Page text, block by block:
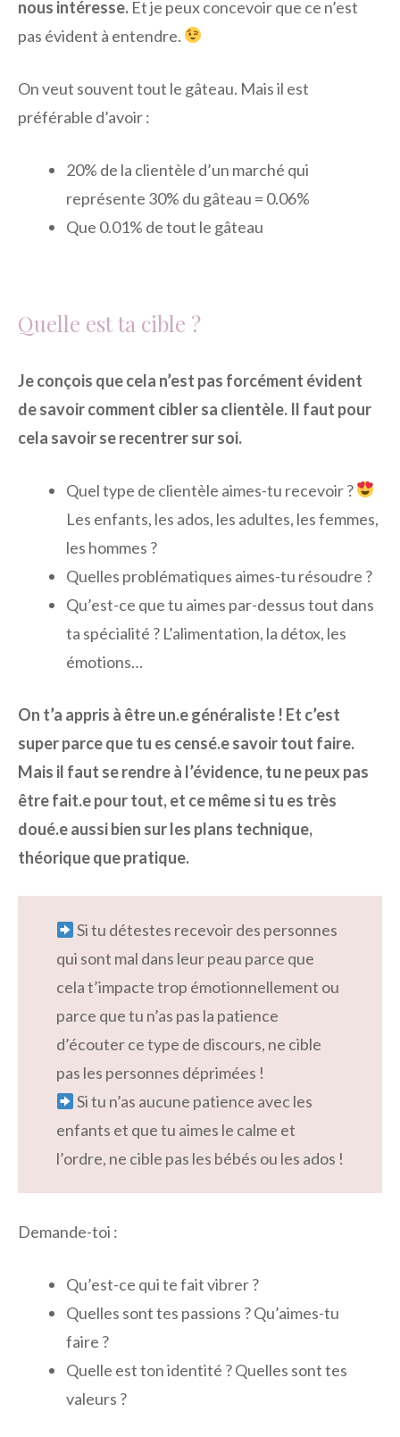
nous intéresse. Et je peux concevoir que ce n’est
pas évident à entendre.
On veut souvent tout le gâteau. Mais il est
préférable d’avoir :
20% de la clientèle d’un marché qui
représente 30% du gâteau = 0.06%
Que 0.01% de tout le gâteau
Quelle est ta cible ?
Je conçois que cela n’est pas forcément évident
de savoir comment cibler sa clientèle. Il faut pour
cela savoir se recentrer sur soi.
Quel type de clientèle aimes-tu recevoir ?
Les enfants, les ados, les adultes, les femmes,
les hommes ?
Quelles problématiques aimes-tu résoudre ?
Qu’est-ce que tu aimes par-dessus tout dans
ta spécialité ? L’alimentation, la détox, les
émotions…
On t’a appris à être un.e généraliste ! Et c’est
super parce que tu es censé.e savoir tout faire.
Mais il faut se rendre à l’évidence, tu ne peux pas
être fait.e pour tout, et ce même si tu es très
doué.e aussi bien sur les plans technique,
théorique que pratique.
Si tu détestes recevoir des personnes
qui sont mal dans leur peau parce que
cela t’impacte trop émotionnellement ou
parce que tu n’as pas la patience
d’écouter ce type de discours, ne cible
pas les personnes déprimées !
Si tu n’as aucune patience avec les
enfants et que tu aimes le calme et
l’ordre, ne cible pas les bébés ou les ados !
Demande-toi :
Qu’est-ce qui te fait vibrer ?
Quelles sont tes passions ? Qu’aimes-tu
faire ?
Quelle est ton identité ? Quelles sont tes
valeurs ?